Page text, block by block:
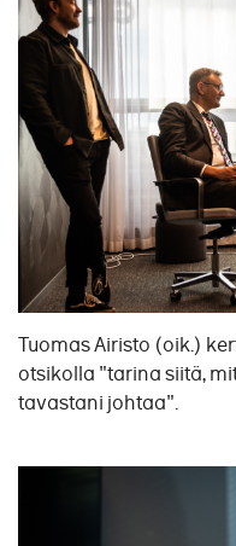
Tuomas Airisto (oik.)
otsikolla "tarina siitä,
tavastani johtaa".